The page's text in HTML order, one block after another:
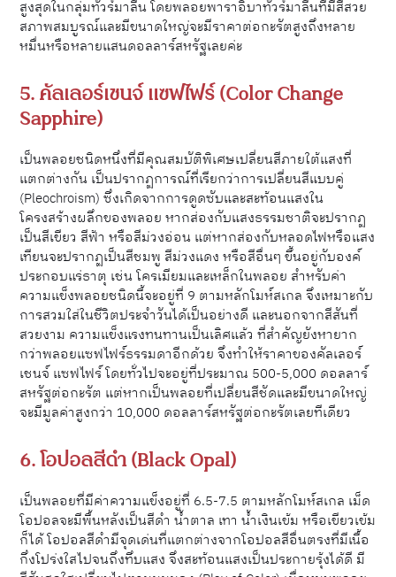
สูงสุดในกลุ่มทัวร์มาลีน โดยพลอยพาราอิบาทัวร์มาลีนที่มีสีสวย
สภาพสมบูรณ์และมีขนาดใหญ่จะมีราคาต่อกะรัตสูงถึงหลาย
หมื่นหรือหลายแสนดอลลาร์สหรัฐเลยค่ะ
5. คัลเลอร์เชนจ์ แซฟไฟร์ (Color Change
Sapphire)
เป็นพลอยชนิดหนึ่งที่มีคุณสมบัติพิเศษเปลี่ยนสีภายใต้แสงที่
แตกต่างกัน เป็นปรากฏการณ์ที่เรียกว่าการเปลี่ยนสีแบบคู่
(Pleochroism) ซึ่งเกิดจากการดูดซับและสะท้อนแสงใน
โครงสร้างผลึกของพลอย หากส่องกับแสงธรรมชาติจะปรากฏ
เป็นสีเขียว สีฟ้า หรือสีม่วงอ่อน แต่หากส่องกับหลอดไฟหรือแสง
เทียนจะปรากฏเป็นสีชมพู สีม่วงแดง หรือสีอื่นๆ ขึ้นอยู่กับองค์
ประกอบแร่ธาตุ เช่น โครเมียมและเหล็กในพลอย สำหรับค่า
ความแข็งพลอยชนิดนี้จะอยู่ที่ 9 ตามหลักโมห์สเกล จึงเหมาะกับ
การสวมใส่ในชีวิตประจำวันได้เป็นอย่างดี และนอกจากสีสันที่
สวยงาม ความแข็งแรงทนทานเป็นเลิศแล้ว ที่สำคัญยังหายาก
กว่าพลอยแซฟไฟร์ธรรมดาอีกด้วย จึงทำให้ราคาของคัลเลอร์
เชนจ์ แซฟไฟร์ โดยทั่วไปจะอยู่ที่ประมาณ 500-5,000 ดอลลาร์
สหรัฐต่อกะรัต แต่หากเป็นพลอยที่เปลี่ยนสีชัดและมีขนาดใหญ่
จะมีมูลค่าสูงกว่า 10,000 ดอลลาร์สหรัฐต่อกะรัตเลยทีเดียว
6. โอปอลสีดำ (Black Opal)
เป็นพลอยที่มีค่าความแข็งอยู่ที่ 6.5-7.5 ตามหลักโมห์สเกล เม็ด
โอปอลจะมีพื้นหลังเป็นสีดำ น้ำตาล เทา น้ำเงินเข้ม หรือเขียวเข้ม
ก็ได้ โอปอลสีดำมีจุดเด่นที่แตกต่างจากโอปอลสีอื่นตรงที่มีเนื้อ
กึ่งโปร่งใสไปจนถึงทึบแสง จึงสะท้อนแสงเป็นประกายรุ้งได้ดี มี